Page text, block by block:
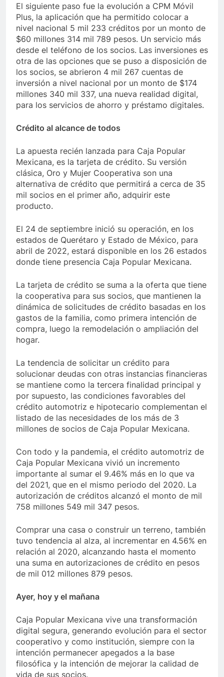
El siguiente paso fue la evolución a CPM Móvil
Plus, la aplicación que ha permitido colocar a
nivel nacional 5 mil 233 créditos por un monto de
$60 millones 314 mil 789 pesos. Un servicio más
desde el teléfono de los socios. Las inversiones es
otra de las opciones que se puso a disposición de
los socios, se abrieron 4 mil 267 cuentas de
inversión a nivel nacional por un monto de $174
millones 340 mil 337, una nueva realidad digital,
para los servicios de ahorro y préstamo digitales.
Crédito al alcance de todos
La apuesta recién lanzada para Caja Popular
Mexicana, es la tarjeta de crédito. Su versión
clásica, Oro y Mujer Cooperativa son una
alternativa de crédito que permitirá a cerca de 35
mil socios en el primer año, adquirir este
producto.
El 24 de septiembre inició su operación, en los
estados de Querétaro y Estado de México, para
abril de 2022, estará disponible en los 26 estados
donde tiene presencia Caja Popular Mexicana.
La tarjeta de crédito se suma a la oferta que tiene
la cooperativa para sus socios, que mantienen la
dinámica de solicitudes de crédito basadas en los
gastos de la familia, como primera intención de
compra, luego la remodelación o ampliación del
hogar.
La tendencia de solicitar un crédito para
solucionar deudas con otras instancias financieras
se mantiene como la tercera finalidad principal y
por supuesto, las condiciones favorables del
crédito automotriz e hipotecario complementan el
listado de las necesidades de los más de 3
millones de socios de Caja Popular Mexicana.
Con todo y la pandemia, el crédito automotriz de
Caja Popular Mexicana vivió un incremento
importante al sumar el 9.46% más en lo que va
del 2021, que en el mismo periodo del 2020. La
autorización de créditos alcanzó el monto de mil
758 millones 549 mil 347 pesos.
Comprar una casa o construir un terreno, también
tuvo tendencia al alza, al incrementar en 4.56% en
relación al 2020, alcanzando hasta el momento
una suma en autorizaciones de crédito en pesos
de mil 012 millones 879 pesos.
Ayer, hoy y el mañana
Caja Popular Mexicana vive una transformación
digital segura, generando evolución para el sector
cooperativo y como institución, siempre con la
intención permanecer apegados a la base
filosófica y la intención de mejorar la calidad de
vida de sus socios.